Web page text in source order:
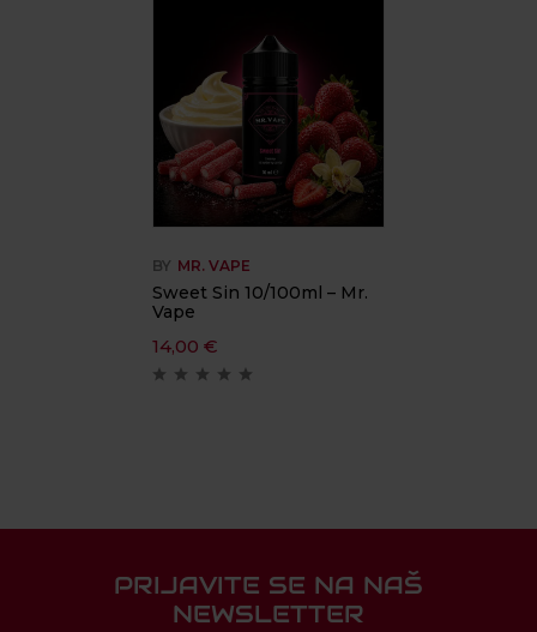
BY MR. VAPE
Sweet Sin 10/100ml – Mr.
Vape
14,00 €
PRIJAVITE SE NA NAŠ
NEWSLETTER